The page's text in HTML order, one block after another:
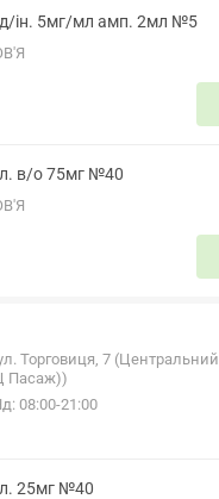
ін. 5мг/мл амп. 2мл №5
в/о 75мг №40
Торговиця, 7 (Центральний
Пасаж))
08:00-21:00
25мг №40